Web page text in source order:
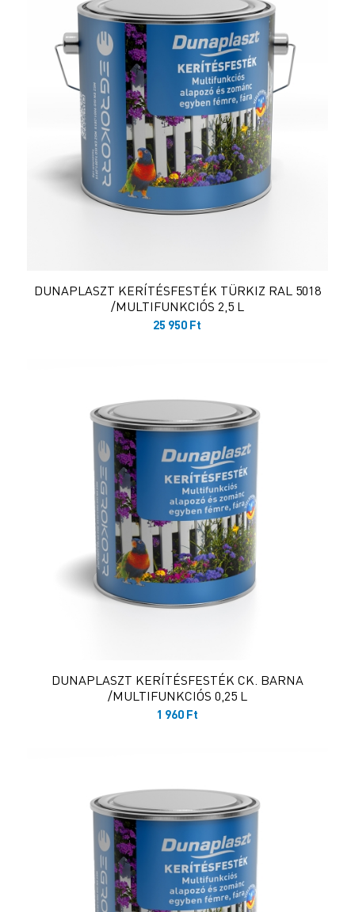
DUNAPLASZT KERÍTÉSFESTÉK TÜRKIZ RAL 5018
/MULTIFUNKCIÓS 2,5 L
25 950 Ft
DUNAPLASZT KERÍTÉSFESTÉK CK. BARNA
/MULTIFUNKCIÓS 0,25 L
1 960 Ft